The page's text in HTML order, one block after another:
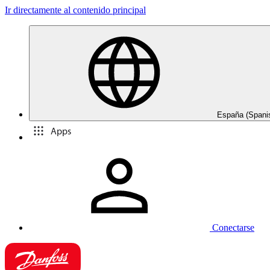
Ir directamente al contenido principal
España
Apps
Conectarse